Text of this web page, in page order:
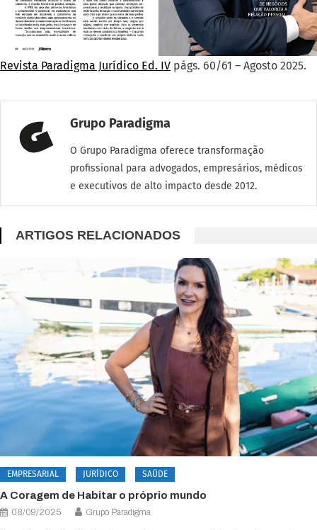
Revista Paradigma Jurídico Ed. IV págs. 60/61 – Agosto 2025.
Grupo Paradigma
O Grupo Paradigma oferece transformação
profissional para advogados, empresários, médicos
e executivos de alto impacto desde 2012.
ARTIGOS RELACIONADOS
EMPRESARIAL JURÍDICO SAÚDE
A Coragem de Habitar o próprio mundo
08/09/2025 Grupo Paradigma